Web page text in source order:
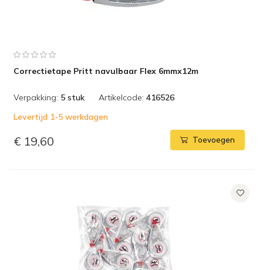
Correctietape Pritt navulbaar Flex 6mmx12m
Verpakking: 5 stuk Artikelcode: 416526
Levertijd 1-5 werkdagen
€ 19,60 Toevoegen